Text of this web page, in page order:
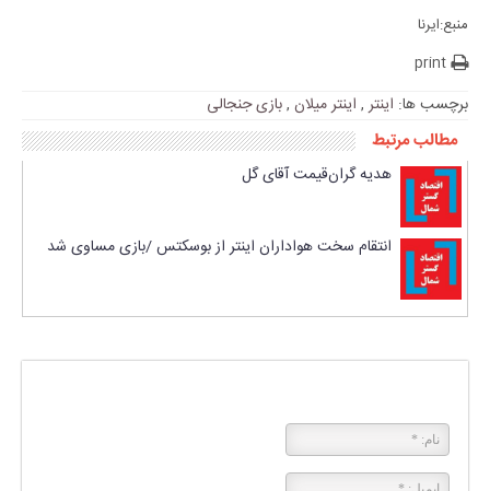
منبع:ایرنا
print
برچسب ها: اینتر, اینتر میلان ,بازی جنجالی
مطالب مرتبط
هدیه گران‌قیمت آقای‌ گل
انتقام سخت هواداران اینتر از بوسکتس /بازی مساوی شد